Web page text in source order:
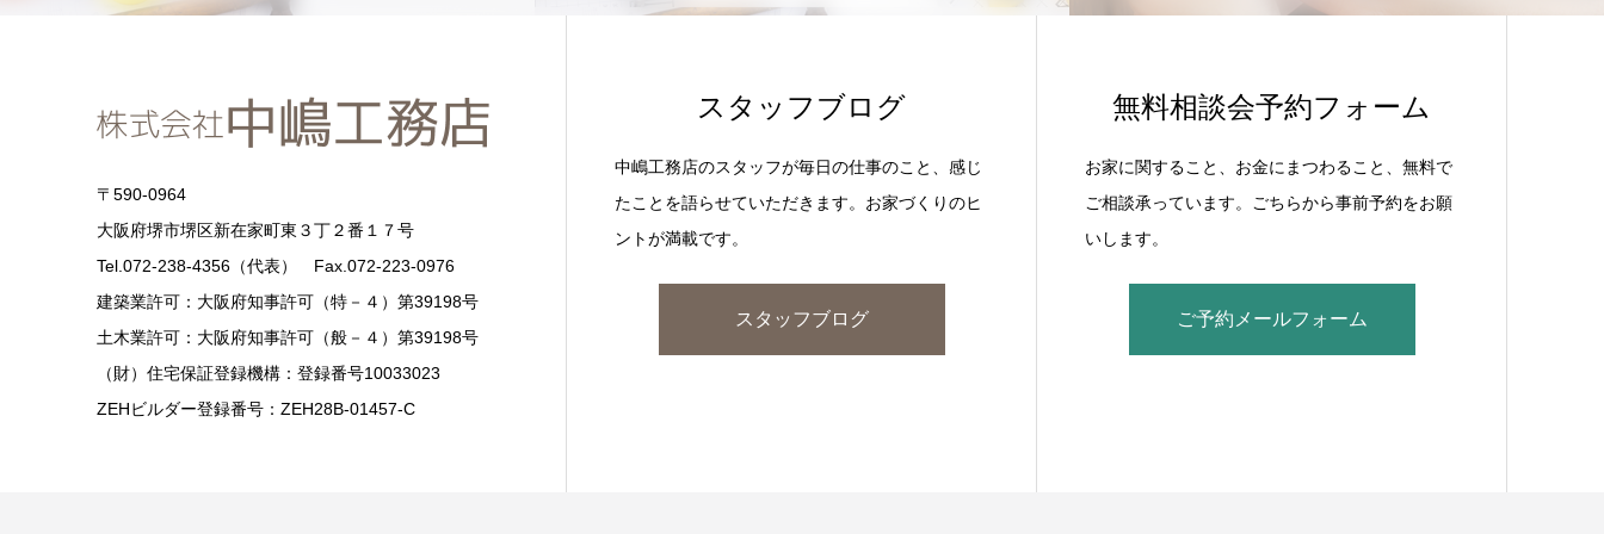
〒590-0964
大阪府堺市堺区新在家町東３丁２番１７号
Tel.072-238-4356（代表） Fax.072-223-0976
建築業許可：大阪府知事許可（特－４）第39198号
土木業許可：大阪府知事許可（般－４）第39198号
（財）住宅保証登録機構：登録番号10033023
ZEHビルダー登録番号：ZEH28B-01457-C
スタッフブログ
中嶋工務店のスタッフが毎日の仕事のこと、感じ
たことを語らせていただきます。お家づくりのヒ
ントが満載です。
スタッフブログ
無料相談会予約フォーム
お家に関すること、お金にまつわること、無料で
ご相談承っています。ごちらから事前予約をお願
いします。
ご予約メールフォーム